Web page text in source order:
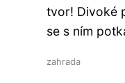
tvor! Divoké
se s ním
zahrada